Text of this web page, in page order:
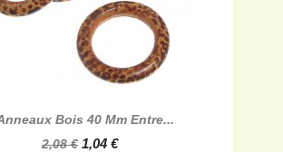
Bois 40 Mm Entre...
2,08 € 1,04 €